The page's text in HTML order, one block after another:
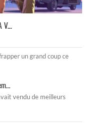
V...
un grand coup ce
vendu de meilleurs